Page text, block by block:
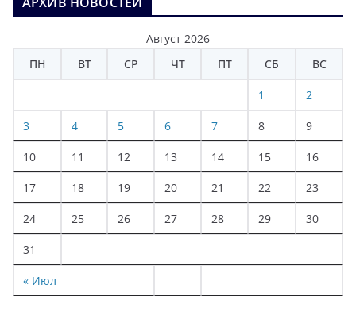
Август 2026
ПН
ВТ СР ЧТ ПТ СБ ВС
« Июл
1 2
3 4 5 6 7 8 9
10 11 12 13 14 15 16
17 18 19 20 21 22 23
24 25 26 27 28 29 30
31